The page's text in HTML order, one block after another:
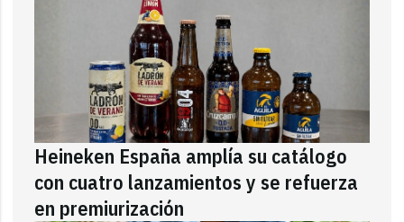
Heineken España amplía su catálogo
con cuatro lanzamientos y se refuerza
en premiurización